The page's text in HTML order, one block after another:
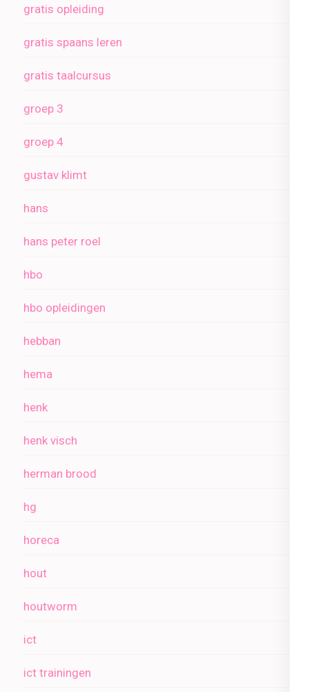
gratis opleiding
gratis spaans leren
gratis taalcursus
groep 3
groep 4
gustav klimt
hans
hans peter roel
hbo
hbo opleidingen
hebban
hema
henk
henk visch
herman brood
hg
horeca
hout
houtworm
ict
ict trainingen